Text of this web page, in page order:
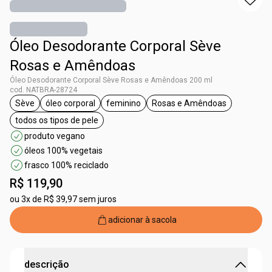
Óleo Desodorante Corporal Sève
Rosas e Amêndoas
Óleo Desodorante Corporal Sève Rosas e Amêndoas 200 ml
cod. NATBRA-28724
etiqueta Sève
Sève
etiqueta óleo corporal
óleo corporal
etiqueta feminino
feminino
etiqueta Rosas e
Rosas e Amêndoas
etiqueta todos os tipos de pele
todos os tipos de pele
produto vegano
óleos 100% vegetais
frasco 100% reciclado
R$ 119,90
ou 3x de R$ 39,97 sem juros
adicionar à sacola
descrição